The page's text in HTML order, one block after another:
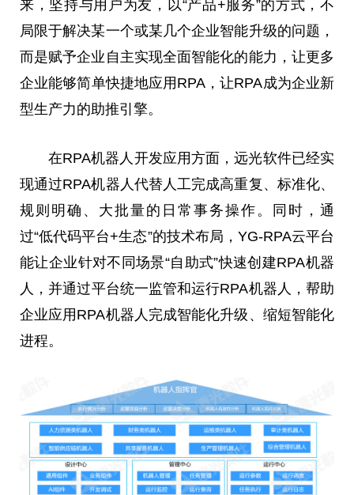
来，坚持与用户为友，以“产品+服务”的方式，不
局限于解决某一个或某几个企业智能升级的问题，
而是赋予企业自主实现全面智能化的能力，让更多
企业能够简单快捷地应用RPA，让RPA成为企业新
型生产力的助推引擎。
在RPA机器人开发应用方面，远光软件已经实
现通过RPA机器人代替人工完成高重复、标准化、
规则明确、大批量的日常事务操作。同时，通
过“低代码平台+生态”的技术布局，YG-RPA云平台
能让企业针对不同场景“自助式”快速创建RPA机器
人，并通过平台统一监管和运行RPA机器人，帮助
企业应用RPA机器人完成智能化升级、缩短智能化
进程。